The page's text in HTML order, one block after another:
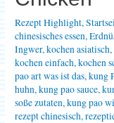
Rezept Highlight,
chinesisches essen,
Ingwer,kochen asiatisch,
kochen einfach,kochen
pao art was ist das,kung
huhn,kung pao sauce,
soße zutaten,kung pao
rezept chinesisch,